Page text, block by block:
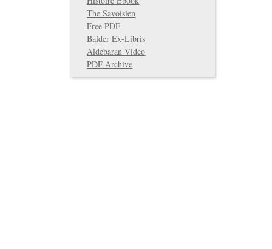
The Savoisien
Free PDF
Balder Ex-Libris
Aldebaran Video
PDF Archive